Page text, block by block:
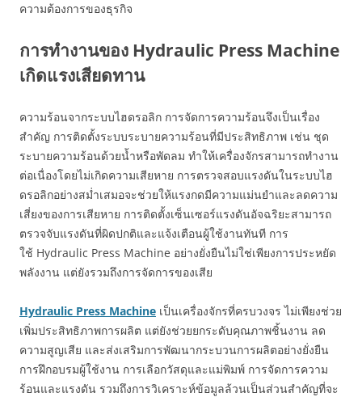
ความต้องการของธุรกิจ
การทำงานของ Hydraulic Press Machine
เกิดแรงเสียดทาน
ความร้อนจากระบบไฮดรอลิก การจัดการความร้อนจึงเป็นเรื่อง
สำคัญ การติดตั้งระบบระบายความร้อนที่มีประสิทธิภาพ เช่น ชุด
ระบายความร้อนด้วยน้ำหรือพัดลม ทำให้เครื่องจักรสามารถทำงาน
ต่อเนื่องโดยไม่เกิดความเสียหาย การตรวจสอบแรงดันในระบบไฮ
ดรอลิกอย่างสม่ำเสมอจะช่วยให้แรงกดมีความแม่นยำและลดความ
เสี่ยงของการเสียหาย การติดตั้งเซ็นเซอร์แรงดันอัจฉริยะสามารถ
ตรวจจับแรงดันที่ผิดปกติและแจ้งเตือนผู้ใช้งานทันที การ
ใช้ Hydraulic Press Machine อย่างยั่งยืนไม่ใช่เพียงการประหยัด
พลังงาน แต่ยังรวมถึงการจัดการของเสีย
Hydraulic Press Machine เป็นเครื่องจักรที่ครบวงจร ไม่เพียงช่วย
เพิ่มประสิทธิภาพการผลิต แต่ยังช่วยยกระดับคุณภาพชิ้นงาน ลด
ความสูญเสีย และส่งเสริมการพัฒนากระบวนการผลิตอย่างยั่งยืน
การฝึกอบรมผู้ใช้งาน การเลือกวัสดุและแม่พิมพ์ การจัดการความ
ร้อนและแรงดัน รวมถึงการวิเคราะห์ข้อมูลล้วนเป็นส่วนสำคัญที่จะ